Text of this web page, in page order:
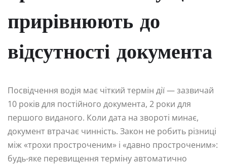
прирівнюють до
відсутності документа
Посвідчення водія має чіткий термін дії — зазвичай
10 років для постійного документа, 2 роки для
першого виданого. Коли дата на звороті минає,
документ втрачає чинність. Закон не робить різниці
між «трохи простроченим» і «давно простроченим»:
будь-яке перевищення терміну автоматично